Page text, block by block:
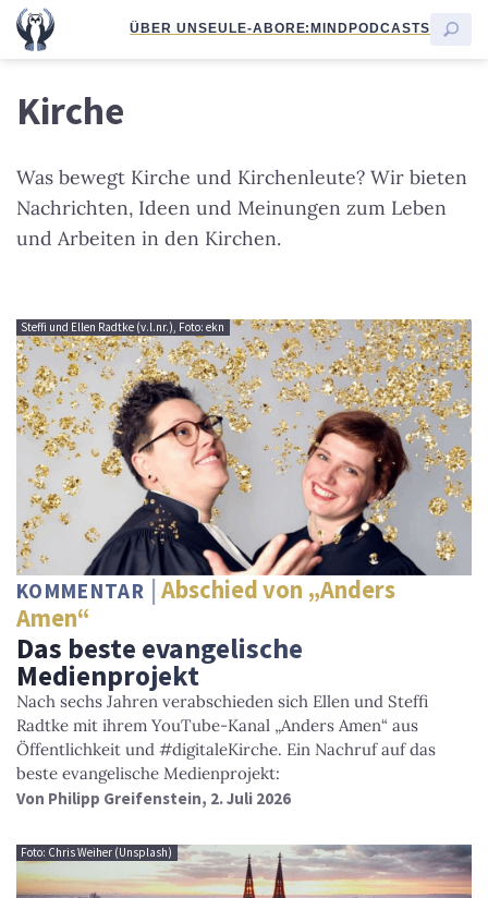
ÜBER UNSEULE-ABORE:MINDPODCASTS
Kirche
Was bewegt Kirche und Kirchenleute? Wir bieten
Nachrichten, Ideen und Meinungen zum Leben
und Arbeiten in den Kirchen.
Steffi und Ellen Radtke (v.l.nr.), Foto: ekn
KOMMENTAR
Abschied von „Anders
Amen“
Das beste evangelische
Medienprojekt
Nach sechs Jahren verabschieden sich Ellen und Steffi
Radtke mit ihrem YouTube-Kanal „Anders Amen“ aus
Öffentlichkeit und #digitaleKirche. Ein Nachruf auf das
beste evangelische Medienprojekt:
Von Philipp Greifenstein, 2. Juli 2026
Foto: Chris Weiher (Unsplash)